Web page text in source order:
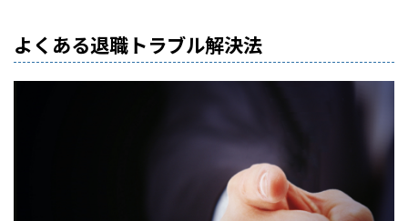
よくある退職トラブル解決法